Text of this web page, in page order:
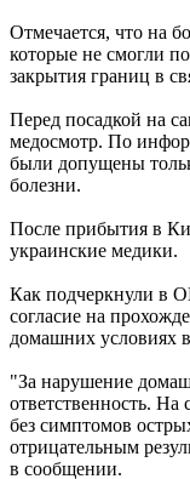
Отмечается, что на
которые не смогли
закрытия границ в
Перед посадкой на
медосмотр. По
были допущены
болезни.
После прибытия в
украинские медики.
Как подчеркнули в
согласие на
домашних условиях
"За нарушение
ответственность.
без симптомов
отрицательным
в сообщении.